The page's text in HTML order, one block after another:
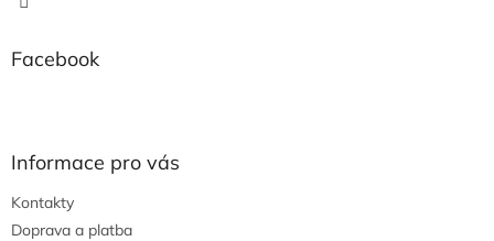
Facebook
Informace pro vás
Kontakty
Doprava a platba